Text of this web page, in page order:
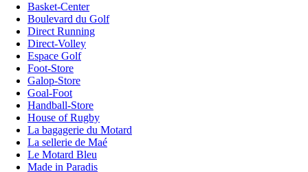
Basket-Center
Boulevard du Golf
Direct Running
Direct-Volley
Espace Golf
Foot-Store
Galop-Store
Goal-Foot
Handball-Store
House of Rugby
La bagagerie du Motard
La sellerie de Maé
Le Motard Bleu
Made in Paradis